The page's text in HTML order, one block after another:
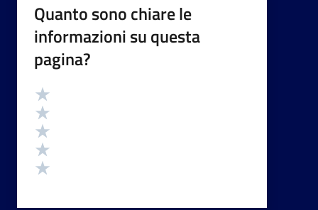
Quanto sono chiare le
informazioni su questa
pagina?
Valutazione